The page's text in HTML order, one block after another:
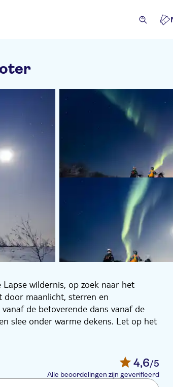
wildernis, op zoek naar het
door maanlicht, sterren en
de betoverende dans vanaf de
slee onder warme dekens. Let op het
4,6/5
Alle beoordelingen zijn geverifieerd